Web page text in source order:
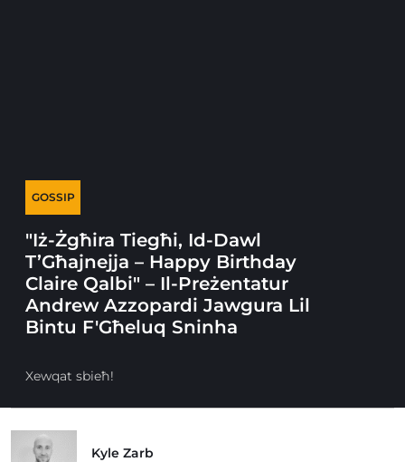
GOSSIP
"Iż-Żgħira Tiegħi, Id-Dawl
T’Għajnejja – Happy Birthday
Claire Qalbi" – Il-Preżentatur
Andrew Azzopardi Jawgura Lil
Bintu F'Għeluq Sninha
Xewqat sbieħ!
Kyle Zarb